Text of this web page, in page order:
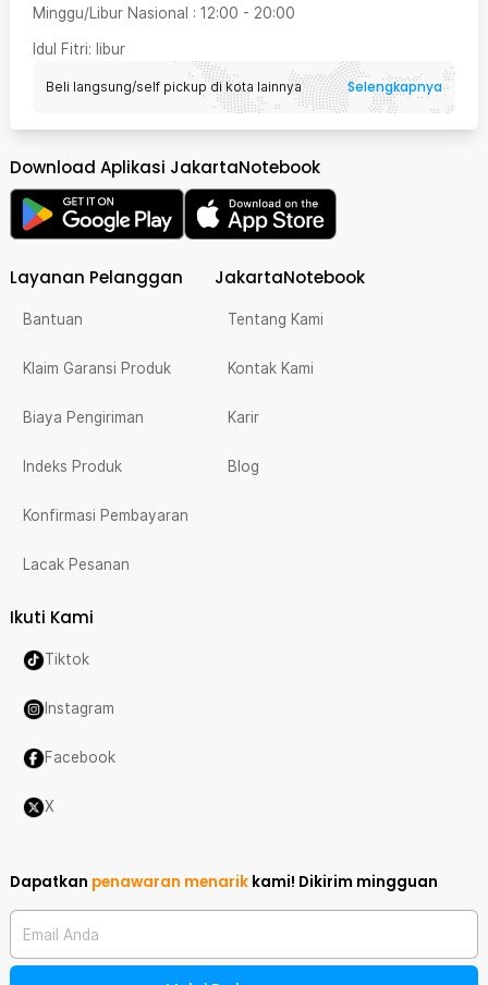
Minggu/Libur Nasional : 12:00 - 20:00
Idul Fitri: libur
Beli langsung/self pickup di kota lainnya Selengkapnya
Download Aplikasi JakartaNotebook
Layanan Pelanggan
Bantuan
Klaim Garansi Produk
Biaya Pengiriman
Indeks Produk
Konfirmasi Pembayaran
Lacak Pesanan
JakartaNotebook
Tentang Kami
Kontak Kami
Karir
Blog
Ikuti Kami
Tiktok
Instagram
Facebook
X
Dapatkan penawaran menarik kami! Dikirim mingguan
Email Anda